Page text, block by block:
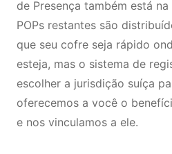
de Presença também está
POPs restantes são
que seu cofre seja rápido
esteja, mas o sistema de
escolher a jurisdição suíça
oferecemos a você o
e nos vinculamos a ele.